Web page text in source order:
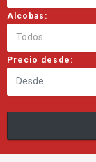
Alcobas:
Todos
Precio desde: